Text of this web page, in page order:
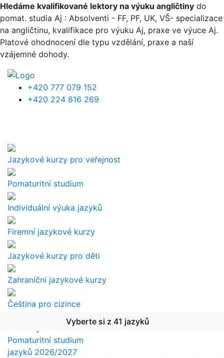
Přejít k hlavnímu obsahu
Hledáme kvalifikované lektory na výuku angličtiny do
pomat. studia Aj : Absolventi - FF, PF, UK, VŠ- specializace
na angličtinu, kvalifikace pro výuku Aj, praxe ve výuce Aj.
Platové ohodnocení dle typu vzdělání, praxe a naší
vzájemné dohody.
+420 777 079 152
+420 224 816 269
Jazykové kurzy pro veřejnost
Pomaturitní studium
Individuální výuka jazyků
Firemní jazykové kurzy
Jazykové kurzy pro děti
Zahraniční jazykové kurzy
Čeština pro cizince
Překlady a tlumočení
Vyberte si z 41 jazyků
Pomaturitní studium
jazyků 2026/2027